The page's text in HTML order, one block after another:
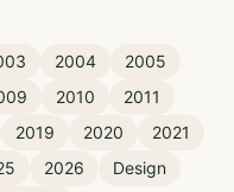
2004
2005
2010
2011
2019 2020
2021
2026
Design